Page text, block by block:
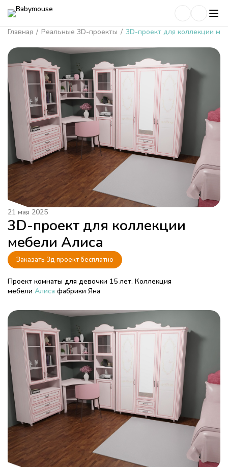
Главная / Реальные 3D-проекты / 3D-проект для коллекции
21 мая 2025
3D-проект для коллекции
мебели Алиса
Заказать 3д проект бесплатно
Проект комнаты для девочки 15 лет. Коллекция
мебели Алиса фабрики Яна